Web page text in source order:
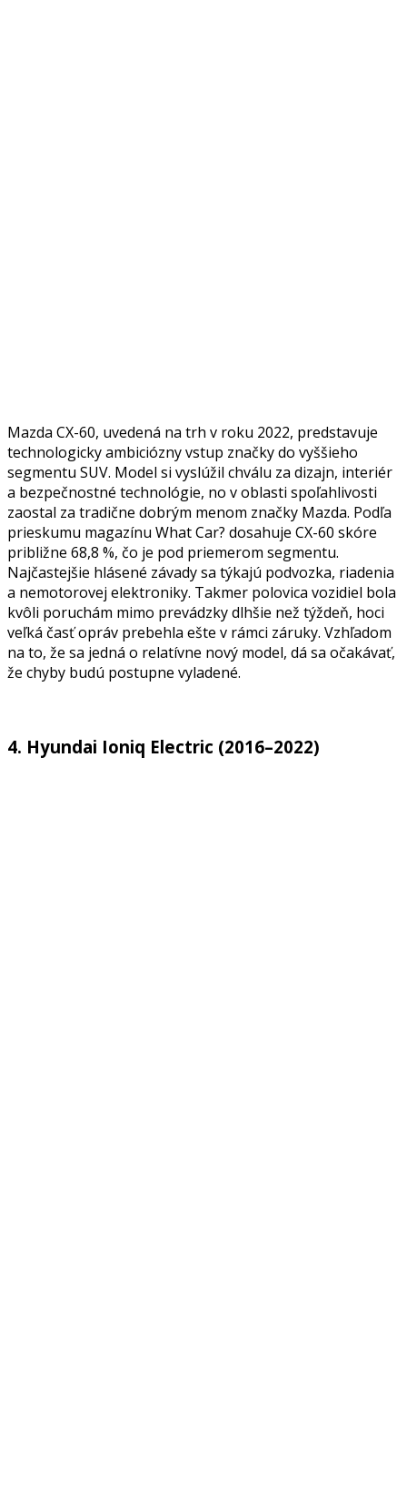
Mazda CX-60, uvedená na trh v roku 2022, predstavuje
technologicky ambiciózny vstup značky do vyššieho
segmentu SUV. Model si vyslúžil chválu za dizajn, interiér
a bezpečnostné technológie, no v oblasti spoľahlivosti
zaostal za tradične dobrým menom značky Mazda. Podľa
prieskumu magazínu What Car? dosahuje CX-60 skóre
približne 68,8 %, čo je pod priemerom segmentu.
Najčastejšie hlásené závady sa týkajú podvozka, riadenia
a nemotorovej elektroniky. Takmer polovica vozidiel bola
kvôli poruchám mimo prevádzky dlhšie než týždeň, hoci
veľká časť opráv prebehla ešte v rámci záruky. Vzhľadom
na to, že sa jedná o relatívne nový model, dá sa očakávať,
že chyby budú postupne vyladené.
4. Hyundai Ioniq Electric (2016–2022)